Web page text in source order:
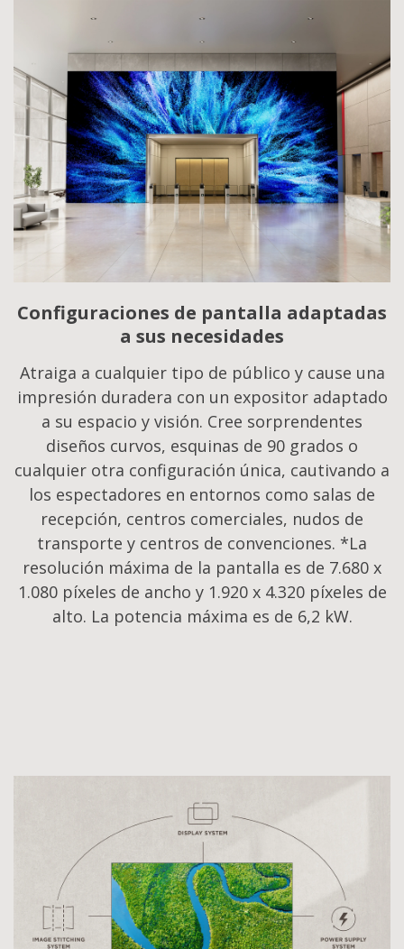
Configuraciones de pantalla adaptadas
a sus necesidades
Atraiga a cualquier tipo de público y cause una
impresión duradera con un expositor adaptado
a su espacio y visión. Cree sorprendentes
diseños curvos, esquinas de 90 grados o
cualquier otra configuración única, cautivando a
los espectadores en entornos como salas de
recepción, centros comerciales, nudos de
transporte y centros de convenciones. *La
resolución máxima de la pantalla es de 7.680 x
1.080 píxeles de ancho y 1.920 x 4.320 píxeles de
alto. La potencia máxima es de 6,2 kW.